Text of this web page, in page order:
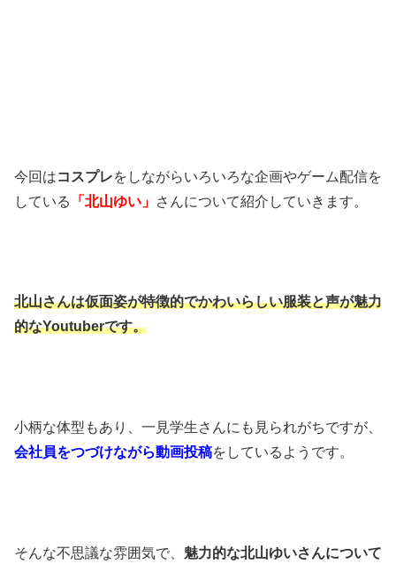
今回はコスプレをしながらいろいろな企画やゲーム配信を
している
「北山ゆい」 さんについて紹介していきます。
北山さんは仮面姿が特徴的でかわいらしい服装と声が魅力
的なYoutuberです。
小柄な体型もあり、一見学生さんにも見られがちですが、
会社員をつづけながら動画投稿をしているようです。
そんな不思議な雰囲気で、 魅力的な北山ゆいさんについて